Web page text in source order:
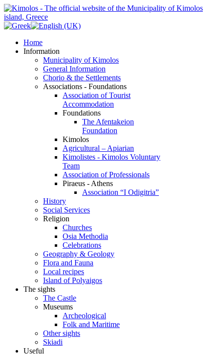
Home
Information
Municipality of Kimolos
General Information
Chorio & the Settlements
Associations - Foundations
Association of Tourist
Accommodation
Foundations
The Afentakeion
Foundation
Kimolos
Agricultural – Apiarian
Kimolistes - Kimolos Voluntary
Team
Association of Professionals
Piraeus - Athens
Association “I Odigitria”
History
Social Services
Religion
Churches
Osia Methodia
Celebrations
Geography & Geology
Flora and Fauna
Local recipes
Island of Polyaigos
The sights
The Castle
Museums
Archeological
Folk and Maritime
Other sights
Skiadi
Useful